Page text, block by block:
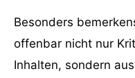
Besonders
offenbar nicht nur
Inhalten, sondern